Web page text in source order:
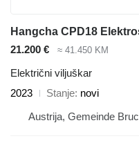
21.200 € ≈ 41.450 KM
Električni viljuškar
2023
Stanje novi
Austrija, Gemeinde